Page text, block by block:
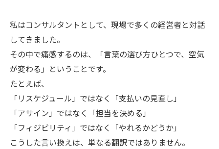
私はコンサルタントとして、現場で多くの経営者と対話
してきました。
その中で痛感するのは、「言葉の選び方ひとつで、空気
が変わる」ということです。
たとえば、
「リスケジュール」ではなく「支払いの見直し」
「アサイン」ではなく「担当を決める」
「フィジビリティ」ではなく「やれるかどうか」
こうした言い換えは、単なる翻訳ではありません。